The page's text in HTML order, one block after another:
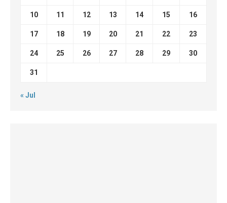
10 11 12 13 14 15 16
17 18 19 20 21 22 23
24 25 26 27 28 29 30
31
« Jul